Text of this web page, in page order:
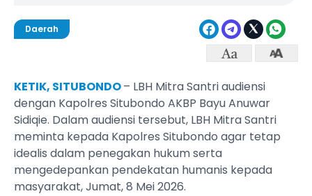
Daerah
KETIK, SITUBONDO– LBH Mitra Santri audiensi
dengan Kapolres Situbondo AKBP Bayu Anuwar
Sidiqie. Dalam audiensi tersebut, LBH Mitra Santri
meminta kepada Kapolres Situbondo agar tetap
idealis dalam penegakan hukum serta
mengedepankan pendekatan humanis kepada
masyarakat, Jumat, 8 Mei 2026.